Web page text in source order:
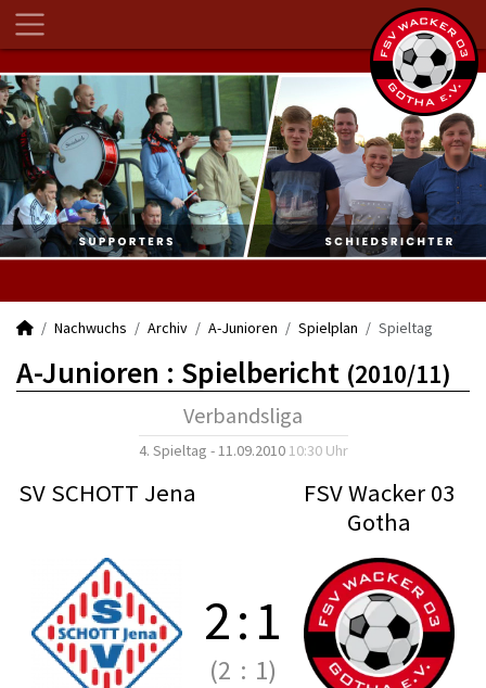
Nachwuchs Archiv A-Junioren Spielplan Spieltag
A-Junioren : Spielbericht (2010/11)
Verbandsliga
4. Spieltag - 11.09.2010 10:30 Uhr
SV SCHOTT Jena
FSV Wacker 03
Gotha
2:1
(2 : 1)